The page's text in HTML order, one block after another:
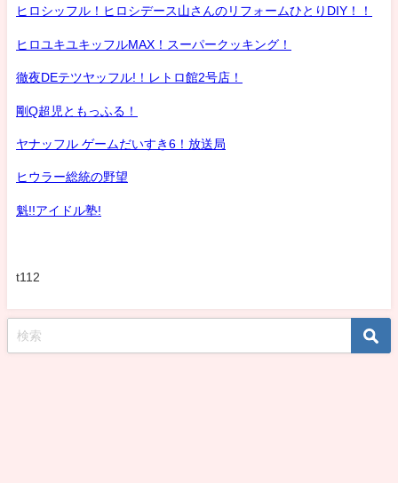
ヒロシッフル！ヒロシデース山さんのリフォームひとりDIY！！
ヒロユキユキッフルMAX！スーパークッキング！
徹夜DEテツヤッフル!！レトロ館2号店！
剛Q超児ともっふる！
ヤナッフル ゲームだいすき6！放送局
ヒウラー総統の野望
魁!!アイドル塾!
t112